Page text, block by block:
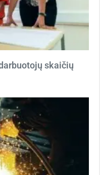
skaičių